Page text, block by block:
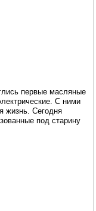
первые масляные
С ними
жизнь. Сегодня
под старину